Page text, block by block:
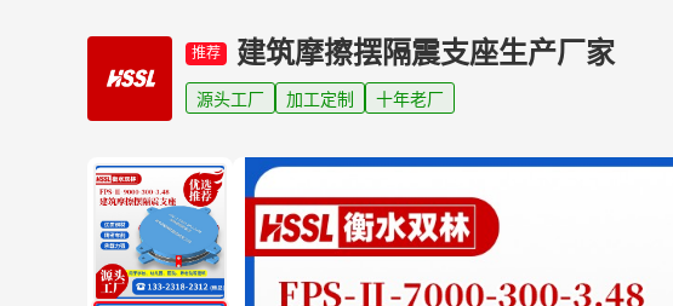
推荐 建筑摩擦摆隔震支座生产厂家
源头工厂 加工定制 十年老厂